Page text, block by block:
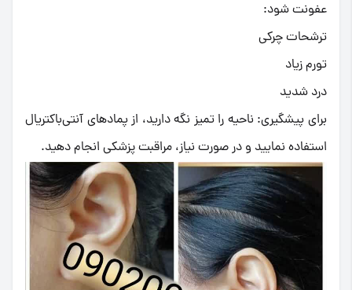
عفونت شود:
ترشحات چرکی
تورم زیاد
درد شدید
برای پیشگیری: ناحیه را تمیز نگه دارید، از پمادهای آنتی‌باکتریال
استفاده نمایید و در صورت نیاز، مراقبت پزشکی انجام دهید.